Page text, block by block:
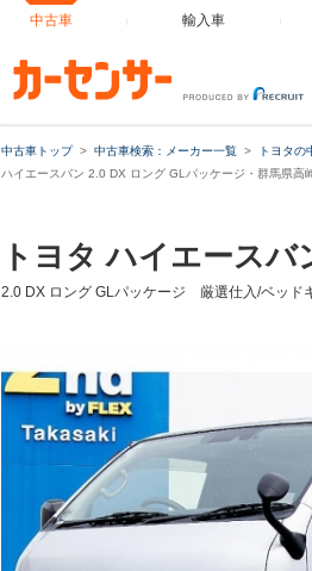
中古車 輸入車
中古車トップ 中古車検索：メーカー一覧 トヨタの
ハイエースバン 2.0 DX ロング GLパッケージ・群馬県高
トヨタ ハイエースバ
2.0 DX ロング GLパッケージ 厳選仕入/ベッド